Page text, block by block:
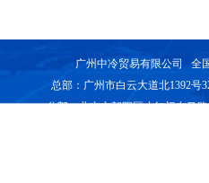
广州中冷贸易有限公司 全
总部：广州市白云大道北1392号
分部：北京市朝阳区小红门东马